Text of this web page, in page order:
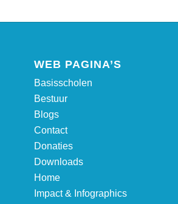
WEB PAGINA’S
Basisscholen
Bestuur
Blogs
Contact
Donaties
Downloads
Home
Impact & Infographics